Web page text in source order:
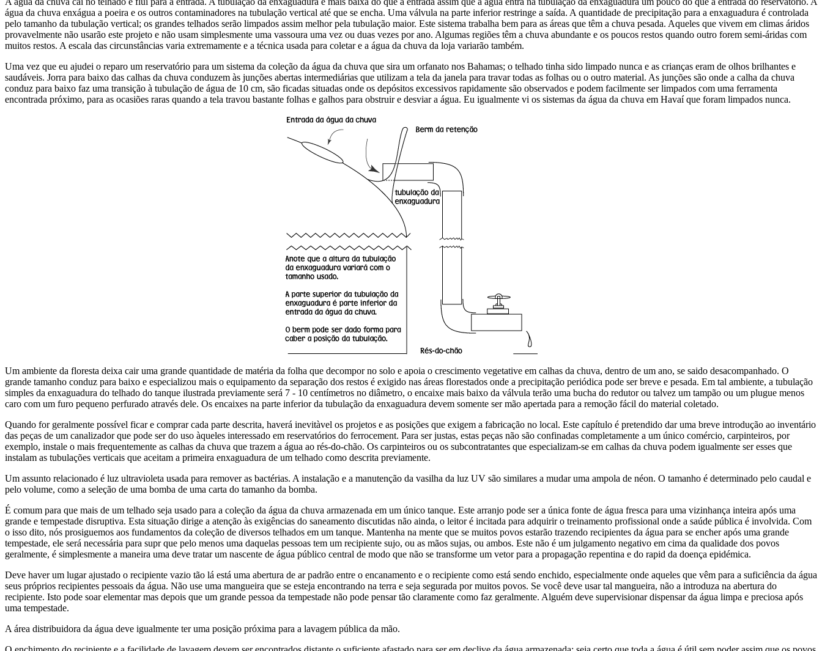
água da chuva enxágua a poeira e os outros contaminadores na tubulação vertical até que se encha. Uma válvula na parte inferior restringe a saída. A quantidade de precipitação para a enxaguadura é controlada
pelo tamanho da tubulação vertical; os grandes telhados serão limpados assim melhor pela tubulação maior. Este sistema trabalha bem para as áreas que têm a chuva pesada. Aqueles que vivem em climas áridos
provavelmente não usarão este projeto e não usam simplesmente uma vassoura uma vez ou duas vezes por ano. Algumas regiões têm a chuva abundante e os poucos restos quando outro forem semi-áridas com
muitos restos. A escala das circunstâncias varia extremamente e a técnica usada para coletar e a água da chuva da loja variarão também.
Uma vez que eu ajudei o reparo um reservatório para um sistema da coleção da água da chuva que sira um orfanato nos Bahamas; o telhado tinha sido limpado nunca e as crianças eram de olhos brilhantes e
saudáveis. Jorra para baixo das calhas da chuva conduzem às junções abertas intermediárias que utilizam a tela da janela para travar todas as folhas ou o outro material. As junções são onde a calha da chuva
conduz para baixo faz uma transição à tubulação de água de 10 cm, são ficadas situadas onde os depósitos excessivos rapidamente são observados e podem facilmente ser limpados com uma ferramenta
encontrada próximo, para as ocasiões raras quando a tela travou bastante folhas e galhos para obstruir e desviar a água. Eu igualmente vi os sistemas da água da chuva em Havaí que foram limpados nunca.
Um ambiente da floresta deixa cair uma grande quantidade de matéria da folha que decompor no solo e apoia o crescimento vegetative em calhas da chuva, dentro de um ano, se saido desacompanhado. O
grande tamanho conduz para baixo e especializou mais o equipamento da separação dos restos é exigido nas áreas florestados onde a precipitação periódica pode ser breve e pesada. Em tal ambiente, a tubulação
simples da enxaguadura do telhado do tanque ilustrada previamente será 7 - 10 centímetros no diâmetro, o encaixe mais baixo da válvula terão uma bucha do redutor ou talvez um tampão ou um plugue menos
caro com um furo pequeno perfurado através dele. Os encaixes na parte inferior da tubulação da enxaguadura devem somente ser mão apertada para a remoção fácil do material coletado.
Quando for geralmente possível ficar e comprar cada parte descrita, haverá inevitàvel os projetos e as posições que exigem a fabricação no local. Este capítulo é pretendido dar uma breve introdução ao inventário
das peças de um canalizador que pode ser do uso àqueles interessado em reservatórios do ferrocement. Para ser justas, estas peças não são confinadas completamente a um único comércio, carpinteiros, por
exemplo, instale o mais frequentemente as calhas da chuva que trazem a água ao rés-do-chão. Os carpinteiros ou os subcontratantes que especializam-se em calhas da chuva podem igualmente ser esses que
instalam as tubulações verticais que aceitam a primeira enxaguadura de um telhado como descrita previamente.
Um assunto relacionado é luz ultravioleta usada para remover as bactérias. A instalação e a manutenção da vasilha da luz UV são similares a mudar uma ampola de néon. O tamanho é determinado pelo caudal e
pelo volume, como a seleção de uma bomba de uma carta do tamanho da bomba.
É comum para que mais de um telhado seja usado para a coleção da água da chuva armazenada em um único tanque. Este arranjo pode ser a única fonte de água fresca para uma vizinhança inteira após uma
grande e tempestade disruptiva. Esta situação dirige a atenção às exigências do saneamento discutidas não ainda, o leitor é incitada para adquirir o treinamento profissional onde a saúde pública é involvida. Com
o isso dito, nós prosiguemos aos fundamentos da coleção de diversos telhados em um tanque. Mantenha na mente que se muitos povos estarão trazendo recipientes da água para se encher após uma grande
tempestade, ele será necessária para supr que pelo menos uma daquelas pessoas tem um recipiente sujo, ou as mãos sujas, ou ambos. Este não é um julgamento negativo em cima da qualidade dos povos
geralmente, é simplesmente a maneira uma deve tratar um nascente de água público central de modo que não se transforme um vetor para a propagação repentina e do rapid da doença epidémica.
Deve haver um lugar ajustado o recipiente vazio tão lá está uma abertura de ar padrão entre o encanamento e o recipiente como está sendo enchido, especialmente onde aqueles que vêm para a suficiência da água
seus próprios recipientes pessoais da água. Não use uma mangueira que se esteja encontrando na terra e seja segurada por muitos povos. Se você deve usar tal mangueira, não a introduza na abertura do
recipiente. Isto pode soar elementar mas depois que um grande pessoa da tempestade não pode pensar tão claramente como faz geralmente. Alguém deve supervisionar dispensar da água limpa e preciosa após
uma tempestade.
A área distribuidora da água deve igualmente ter uma posição próxima para a lavagem pública da mão.